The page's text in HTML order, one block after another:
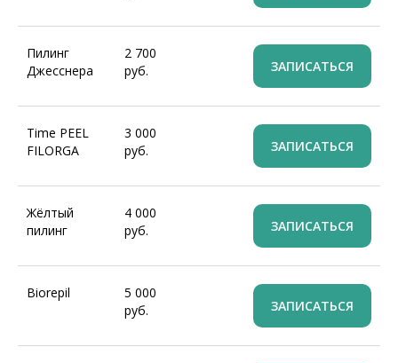
Пилинг
Джесснера
2 700
руб.
ЗАПИСАТЬСЯ
Time PEEL
FILORGA
3 000
руб.
ЗАПИСАТЬСЯ
Жёлтый
пилинг
4 000
руб.
ЗАПИСАТЬСЯ
Biorepil
5 000
руб.
ЗАПИСАТЬСЯ